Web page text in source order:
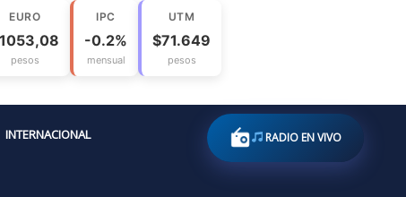
EURO
pesos
IPC
-0.2%
mensual
UTM
$71.649
pesos
INTERNACIONAL RADIO EN VIVO